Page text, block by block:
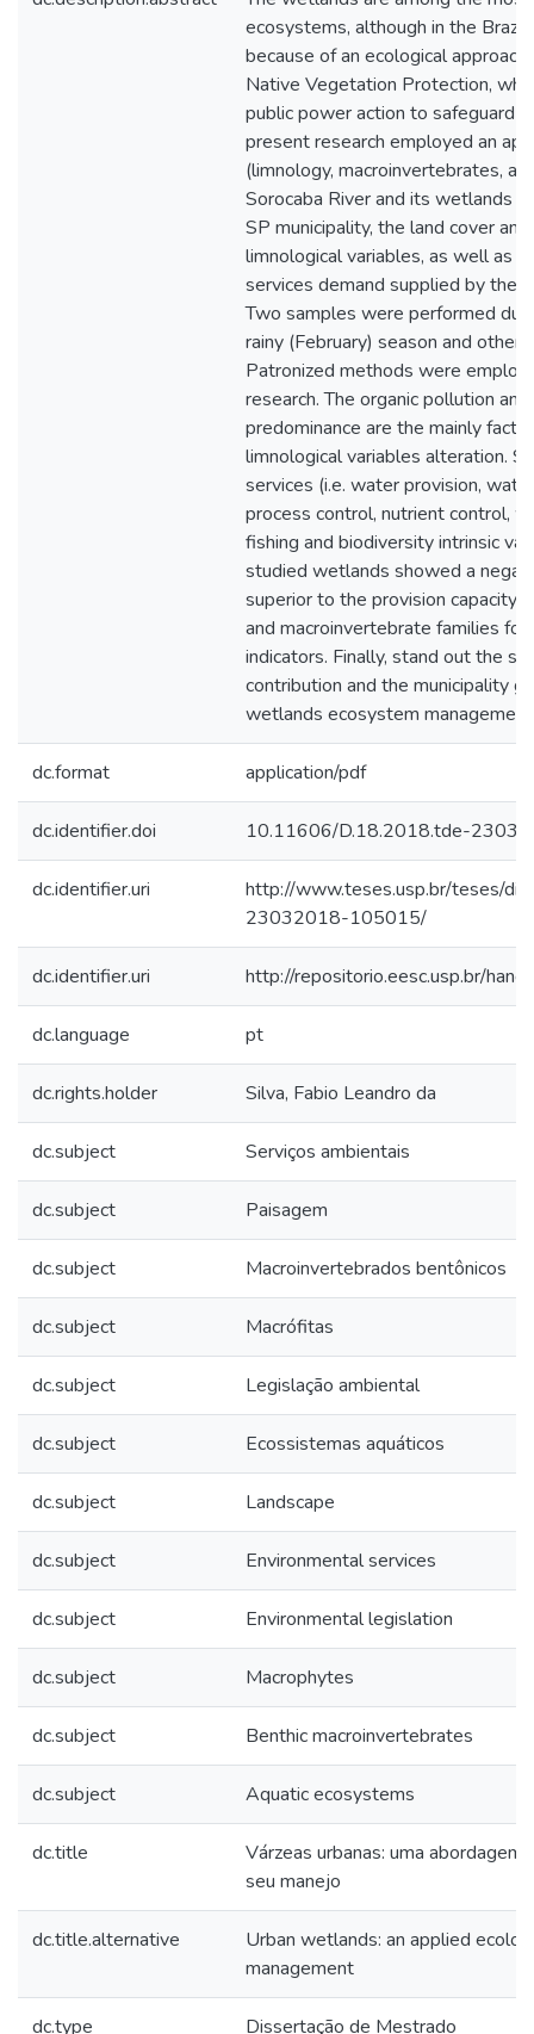
ecosystems, although in the
because of an ecological
Native Vegetation Protection,
public power action to safeguard
present research employed an
(limnology, macroinvertebrates,
Sorocaba River and its wetlands
SP municipality, the land cover
limnological variables, as well as
services demand supplied by the
Two samples were performed
rainy (February) season and other
Patronized methods were
research. The organic pollution
predominance are the mainly
limnological variables alteration.
services (i.e. water provision,
process control, nutrient control,
fishing and biodiversity intrinsic
studied wetlands showed a
superior to the provision
and macroinvertebrate families
indicators. Finally, stand out the
contribution and the municipality
wetlands ecosystem
dc.format application/pdf
dc.identifier.doi 10.11606/D.18.2018.tde-
dc.identifier.uri
http://www.teses.usp.br/teses/
23032018-105015/
dc.identifier.uri http://repositorio.eesc.usp.br/
dc.language pt
dc.rights.holder Silva, Fabio Leandro da
dc.subject Serviços ambientais
dc.subject Paisagem
dc.subject Macroinvertebrados bentônicos
dc.subject Macrófitas
dc.subject Legislação ambiental
dc.subject Ecossistemas aquáticos
dc.subject Landscape
dc.subject Environmental services
dc.subject Environmental legislation
dc.subject Macrophytes
dc.subject Benthic macroinvertebrates
dc.subject Aquatic ecosystems
dc.title
Várzeas urbanas: uma abordagem
seu manejo
dc.title.alternative
Urban wetlands: an applied
management
dc.type Dissertação de Mestrado